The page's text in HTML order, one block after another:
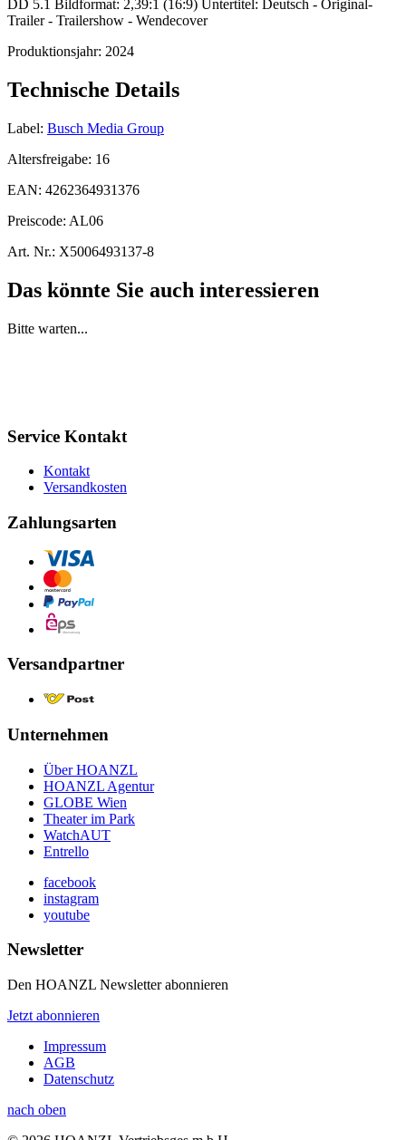
DD 5.1 Bildformat: 2,39:1 (16:9) Untertitel: Deutsch - Original-
Trailer - Trailershow - Wendecover
Produktionsjahr: 2024
Technische Details
Label: Busch Media Group
Altersfreigabe: 16
EAN: 4262364931376
Preiscode: AL06
Art. Nr.: X5006493137-8
Das könnte Sie auch interessieren
Bitte warten...
Service Kontakt
Kontakt
Versandkosten
Zahlungsarten
Versandpartner
Unternehmen
Über HOANZL
HOANZL Agentur
GLOBE Wien
Theater im Park
WatchAUT
Entrello
facebook
instagram
youtube
Newsletter
Den HOANZL Newsletter abonnieren
Jetzt abonnieren
Impressum
AGB
Datenschutz
nach oben